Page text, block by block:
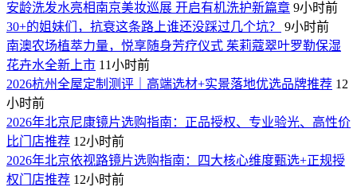
安龄洗发水亮相南京美妆巡展 开启有机洗护新篇章 9小时前
30+的姐妹们，抗衰这条路上谁还没踩过几个坑？
9小时前
南澳农场植萃力量，悦享随身芳疗仪式 茱莉蔻翠叶罗勒保湿
花卉水全新上市 11小时前
2026杭州全屋定制测评｜高端选材+实景落地优选品牌推荐 12
小时前
2026年北京尼康镜片选购指南：正品授权、专业验光、高性价
比门店推荐 12小时前
2026年北京依视路镜片选购指南：四大核心维度甄选+正规授
权门店推荐 12小时前